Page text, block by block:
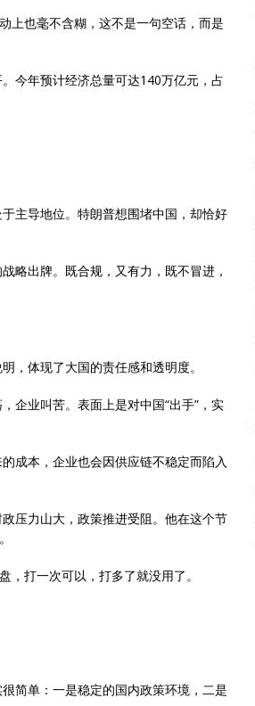
上也毫不含糊，这不是一句空话，而是
今年预计经济总量可达140万亿元，占
主导地位。特朗普想围堵中国，却恰好
略出牌。既合规，又有力，既不冒进，
，体现了大国的责任感和透明度。
企业叫苦。表面上是对中国“出手”，实
成本，企业也会因供应链不稳定而陷入
压力山大，政策推进受阻。他在这个节
，打一次可以，打多了就没用了。
简单：一是稳定的国内政策环境，二是